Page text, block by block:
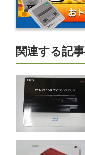
関連する記事